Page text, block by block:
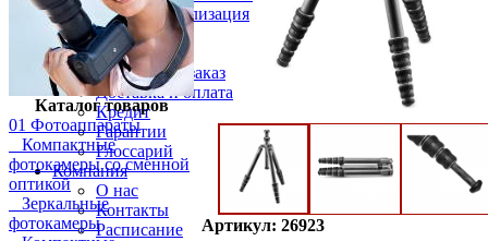
Выкуп и реализация
Покупателям
Акции
Как сделать заказ
Доставка и оплата
Кредит
Гарантии
Глоссарий
Компания
О нас
Контакты
Расписание
Каталог товаров
01 Фотоаппараты
Компактные
фотокамеры со сменной
оптикой
Зеркальные
фотокамеры
Артикул: 26923